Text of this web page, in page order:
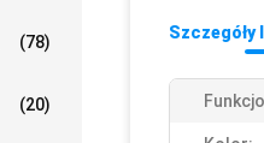
(78)
(20)